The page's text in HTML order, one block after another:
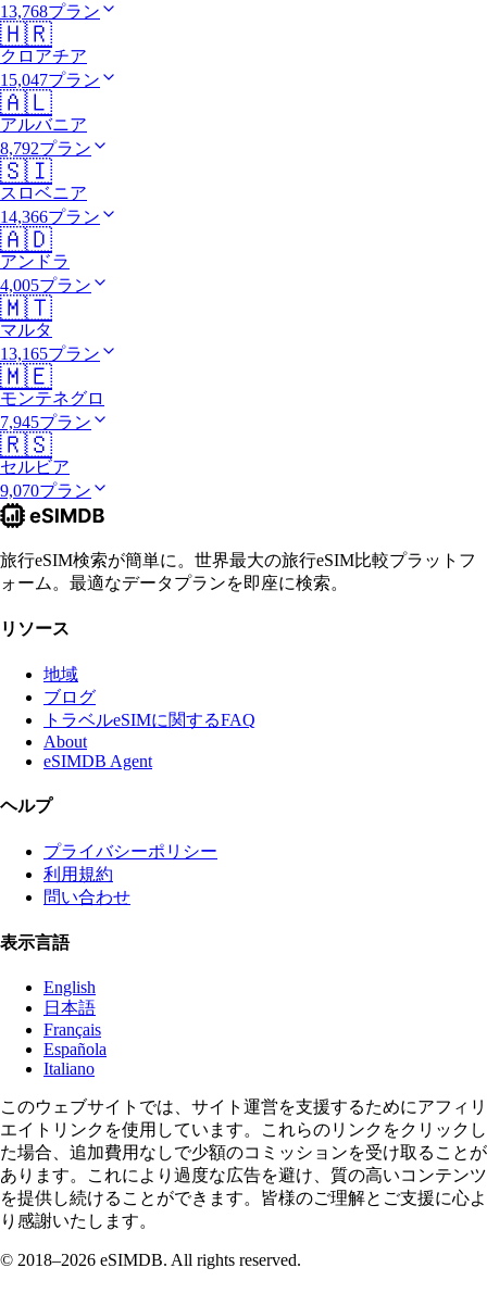
13,768プラン
🇭🇷
クロアチア
15,047プラン
🇦🇱
アルバニア
8,792プラン
🇸🇮
スロベニア
14,366プラン
🇦🇩
アンドラ
4,005プラン
🇲🇹
マルタ
13,165プラン
🇲🇪
モンテネグロ
7,945プラン
🇷🇸
セルビア
9,070プラン
旅行eSIM検索が簡単に。世界最大の旅行eSIM比較プラットフ
ォーム。最適なデータプランを即座に検索。
リソース
地域
ブログ
トラベルeSIMに関するFAQ
About
eSIMDB Agent
ヘルプ
プライバシーポリシー
利用規約
問い合わせ
表示言語
English
日本語
Français
Española
Italiano
このウェブサイトでは、サイト運営を支援するためにアフィリ
エイトリンクを使用しています。これらのリンクをクリックし
た場合、追加費用なしで少額のコミッションを受け取ることが
あります。これにより過度な広告を避け、質の高いコンテンツ
を提供し続けることができます。皆様のご理解とご支援に心よ
り感謝いたします。
© 2018–2026 eSIMDB. All rights reserved.